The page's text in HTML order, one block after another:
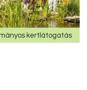
kertlátogatás